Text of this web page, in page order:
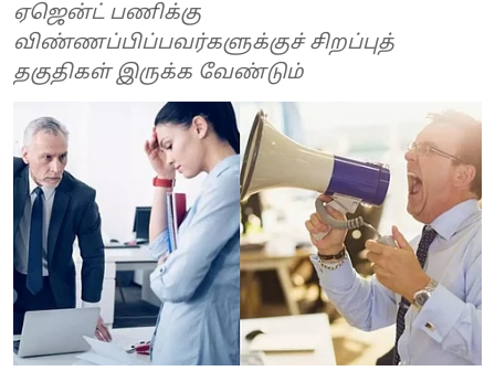
ஏஜென்ட் பணிக்கு
விண்ணப்பிப்பவர்களுக்குச் சிறப்புத்
தகுதிகள் இருக்க வேண்டும்